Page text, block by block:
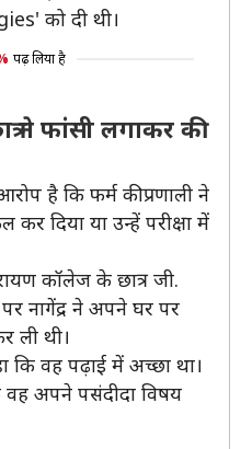
को दी थी।
पढ़ लिया है
ने फांसी लगाकर की
है कि फर्म की प्रणाली ने
कर दिया या उन्हें परीक्षा में
कॉलेज के छात्र जी.
नागेंद्र ने अपने घर पर
ली थी।
कि वह पढ़ाई में अच्छा था।
वह अपने पसंदीदा विषय